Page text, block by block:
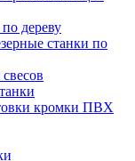
дереву
станки по
кромки ПВХ